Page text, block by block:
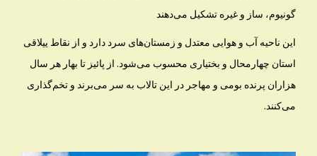
گونیوم، ساز و غیره تشکیل می‌دهند
این ناحیه آب و هوایی معتدل و زمستان‌های سرد دارد و از نقاط ییلاقی
استان چهارمحال و بختیاری محسوب می‌شود. از پائیز تا بهار هر سال
هزاران پرنده بومی و مهاجر در این تالاب به سر می‌برند و تخم‌گذاری
می‌کنند.